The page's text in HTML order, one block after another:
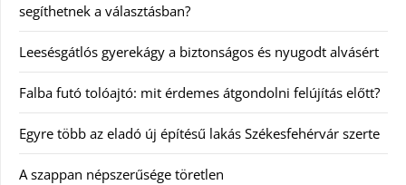
segíthetnek a választásban?
Leesésgátlós gyerekágy a biztonságos és nyugodt alvásért
Falba futó tolóajtó: mit érdemes átgondolni felújítás előtt?
Egyre több az eladó új építésű lakás Székesfehérvár szerte
A szappan népszerűsége töretlen